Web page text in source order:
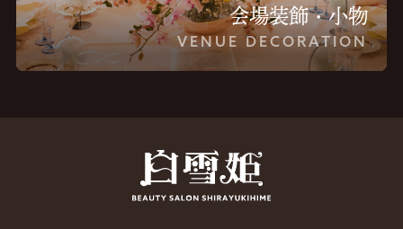
会場装飾・小物
VENUE DECORATION